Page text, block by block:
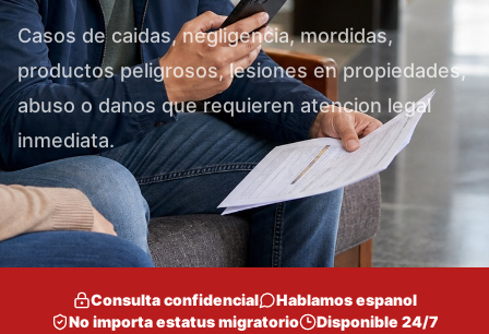
Casos de caidas, negligencia, mordidas,
productos peligrosos, lesiones en propiedades,
abuso o danos que requieren atencion legal
inmediata.
Consulta confidencial
Hablamos espanol
No importa estatus migratorio
Disponible 24/7